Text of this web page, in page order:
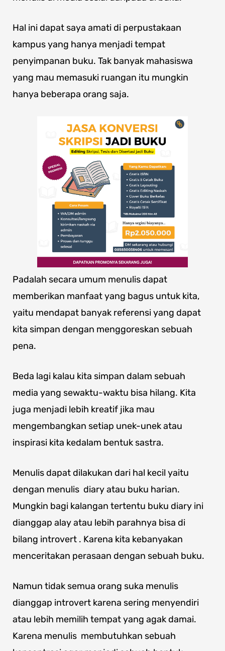
Hal ini dapat saya amati di perpustakaan
kampus yang hanya menjadi tempat
penyimpanan buku. Tak banyak mahasiswa
yang mau memasuki ruangan itu mungkin
hanya beberapa orang saja.
Padalah secara umum menulis dapat
memberikan manfaat yang bagus untuk kita,
yaitu mendapat banyak referensi yang dapat
kita simpan dengan menggoreskan sebuah
pena.
Beda lagi kalau kita simpan dalam sebuah
media yang sewaktu-waktu bisa hilang. Kita
juga menjadi lebih kreatif jika mau
mengembangkan setiap unek-unek atau
inspirasi kita kedalam bentuk sastra.
Menulis dapat dilakukan dari hal kecil yaitu
dengan menulis diary atau buku harian.
Mungkin bagi kalangan tertentu buku diary ini
dianggap alay atau lebih parahnya bisa di
bilang introvert . Karena kita kebanyakan
menceritakan perasaan dengan sebuah buku.
Namun tidak semua orang suka menulis
dianggap introvert karena sering menyendiri
atau lebih memilih tempat yang agak damai.
Karena menulis membutuhkan sebuah